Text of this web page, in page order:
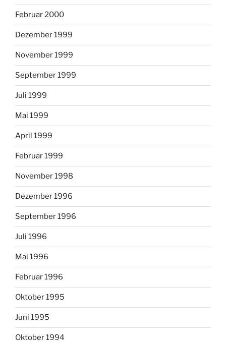
Februar 2000
Dezember 1999
November 1999
September 1999
Juli 1999
Mai 1999
April 1999
Februar 1999
November 1998
Dezember 1996
September 1996
Juli 1996
Mai 1996
Februar 1996
Oktober 1995
Juni 1995
Oktober 1994